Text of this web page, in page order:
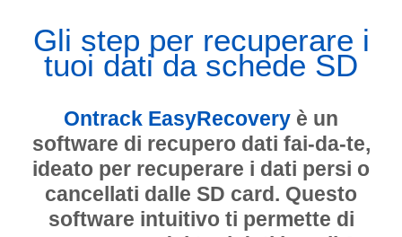
Gli step per recuperare i
tuoi dati da schede SD
Ontrack EasyRecovery è un
software di recupero dati fai-da-te,
ideato per recuperare i dati persi o
cancellati dalle SD card. Questo
software intuitivo ti permette di